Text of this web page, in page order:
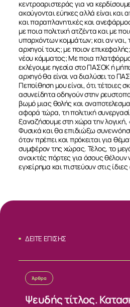
κεντροαριστεράς για να
ακούγονται εύηχες αλλά είναι και
και παραπλανητικές και
με ποια πολιτική ατζέντα και με
υπαρχόντων κομμάτων; και αν ναι,
αρχηγοί τους; με ποιον
νέου κόμματος; Με ποια
εκλέγουμε ηγεσία στο ΠΑΣΟΚ ή
αρχηγό θα είναι να διαλύσει το
Πεποίθηση μου είναι, ότι τέτοιες
ασυνείδητα οδηγούν στην
βωμό μιας θολής και
αφορά τώρα, τη πολιτική
ξαναζήσουμε στη χώρα την λογική,
Φυσικά και θα επιδιώξω
όταν πρέπει και πρόκειται για
συμφέρον της χώρας. Τέλος, το
ανοικτές πόρτες για όσους
εγχείρημα και πιστεύουν στις
ΔΕΙΤΕ ΕΠΙΣΗΣ
Άρθρα
Ψευδής τίτλος.